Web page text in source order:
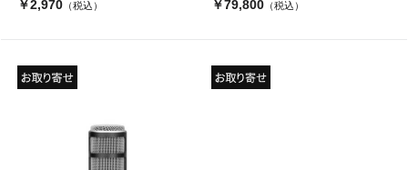
￥2,970 （税込） ￥79,800（税込）